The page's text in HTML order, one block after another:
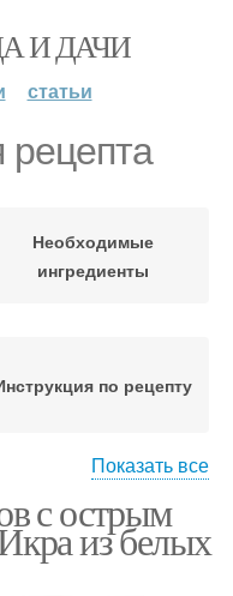
И ДАЧИ
статьи
рецепта
Необходимые
ингредиенты
по рецепту
Домашний рецепт
Показать все
с острым
из белых